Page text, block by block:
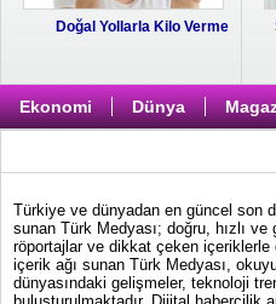
Doğal Yollarla Kilo Verme
Ekonomi Dünya
Türkiye ve dünyadan en güncel son
sunan Türk Medyası; doğru, hızlı
röportajlar ve dikkat çeken içeriklerle
içerik ağı sunan Türk Medyası,
dünyasındaki gelişmeler, teknoloji